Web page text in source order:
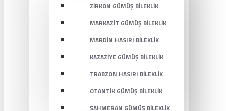
ZIRKON GÜMÜŞ BILEKLIK
MARKAZIT GÜMÜŞ BILEKLIK
MARDIN HASIRI BILEKLIK
KAZAZIYE GÜMÜŞ BILEKLIK
TRABZON HASIRI BILEKLIK
OTANTIK GÜMÜŞ BILEKLIK
ŞAHMERAN GÜMÜŞ BILEKLIK